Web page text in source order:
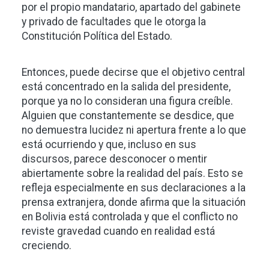
por el propio mandatario, apartado del gabinete
y privado de facultades que le otorga la
Constitución Política del Estado.
Entonces, puede decirse que el objetivo central
está concentrado en la salida del presidente,
porque ya no lo consideran una figura creíble.
Alguien que constantemente se desdice, que
no demuestra lucidez ni apertura frente a lo que
está ocurriendo y que, incluso en sus
discursos, parece desconocer o mentir
abiertamente sobre la realidad del país. Esto se
refleja especialmente en sus declaraciones a la
prensa extranjera, donde afirma que la situación
en Bolivia está controlada y que el conflicto no
reviste gravedad cuando en realidad está
creciendo.